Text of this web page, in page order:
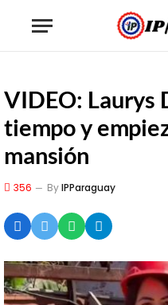
VIDEO: Laurys
tiempo y
mansión
356 ByIPParaguay